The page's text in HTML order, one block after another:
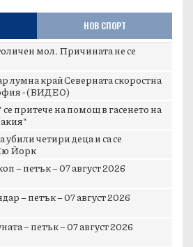
НОВ СПОРТ
мол. Причината не се
лумна край Северната скоростна
- (ВИДЕО)
притече на помощ в гасенето на
убили четири деца и са се
Йорк
– петък – 07 август 2026
– петък – 07 август 2026
– петък – 07 август 2026